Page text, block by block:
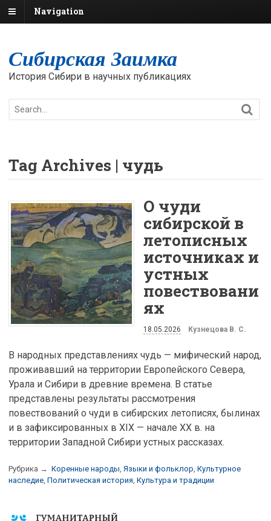
Navigation
Сибирская Заимка
История Сибири в научных публикациях
Tag Archives | чудь
О чуди
сибирской в
летописных
источниках и
устных
повествовани
ях
18.05.2026 Кузнецова В. С.
В народных представлениях чудь — мифический народ,
проживавший на территории Европейского Севера,
Урала и Сибири в древние времена. В статье
представлены результаты рассмотрения
повествований о чуди в сибирских летописях, былинах
и в зафиксированных в XIX — начале XX в. на
территории Западной Сибири устных рассказах.
Рубрика → Коренные народы Языки и фольклор Культурное
наследие Политическая история Культура и традиции